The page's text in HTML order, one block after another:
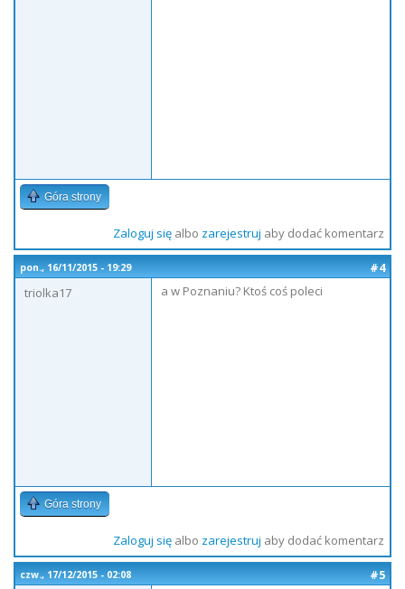
Góra strony
Zaloguj sięalbo zarejestruj aby dodać komentarz
pon., 16/11/2015 - 19:29
#4
triolka17
a w Poznaniu? Ktoś coś poleci
Góra strony
Zaloguj sięalbo zarejestruj aby dodać komentarz
czw., 17/12/2015 - 02:08
#5